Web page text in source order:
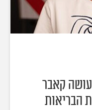
עושה קאבר
הבריאות